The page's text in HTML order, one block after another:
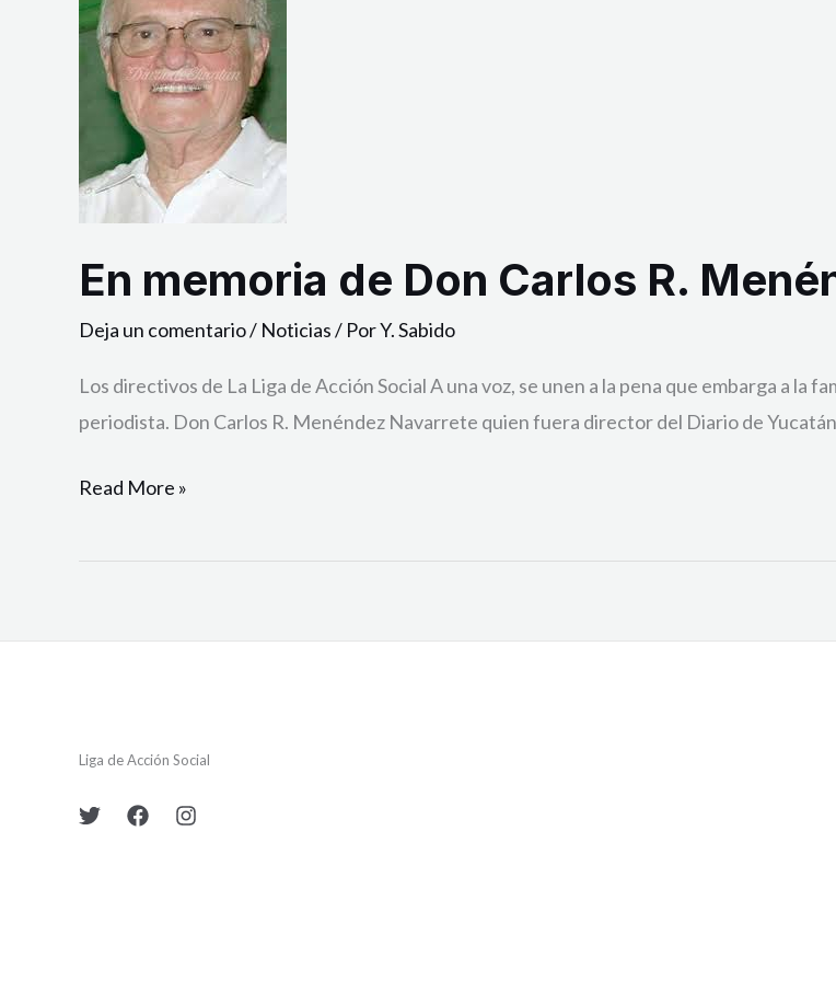
En memoria de Don Carlos R.
Deja un comentario/ Noticias/ PorY. Sabido
Los directivos de La Liga de Acción Social A una voz, se unen a la pena que embarga a la
periodista. Don Carlos R. Menéndez Navarrete quien fuera director del Diario de
de
Don
Carlos
Menéndez
Navarrete
Read More »
Liga de Acción Social